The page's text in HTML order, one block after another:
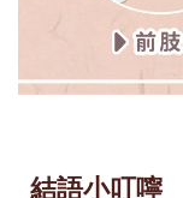
結語小叮嚀